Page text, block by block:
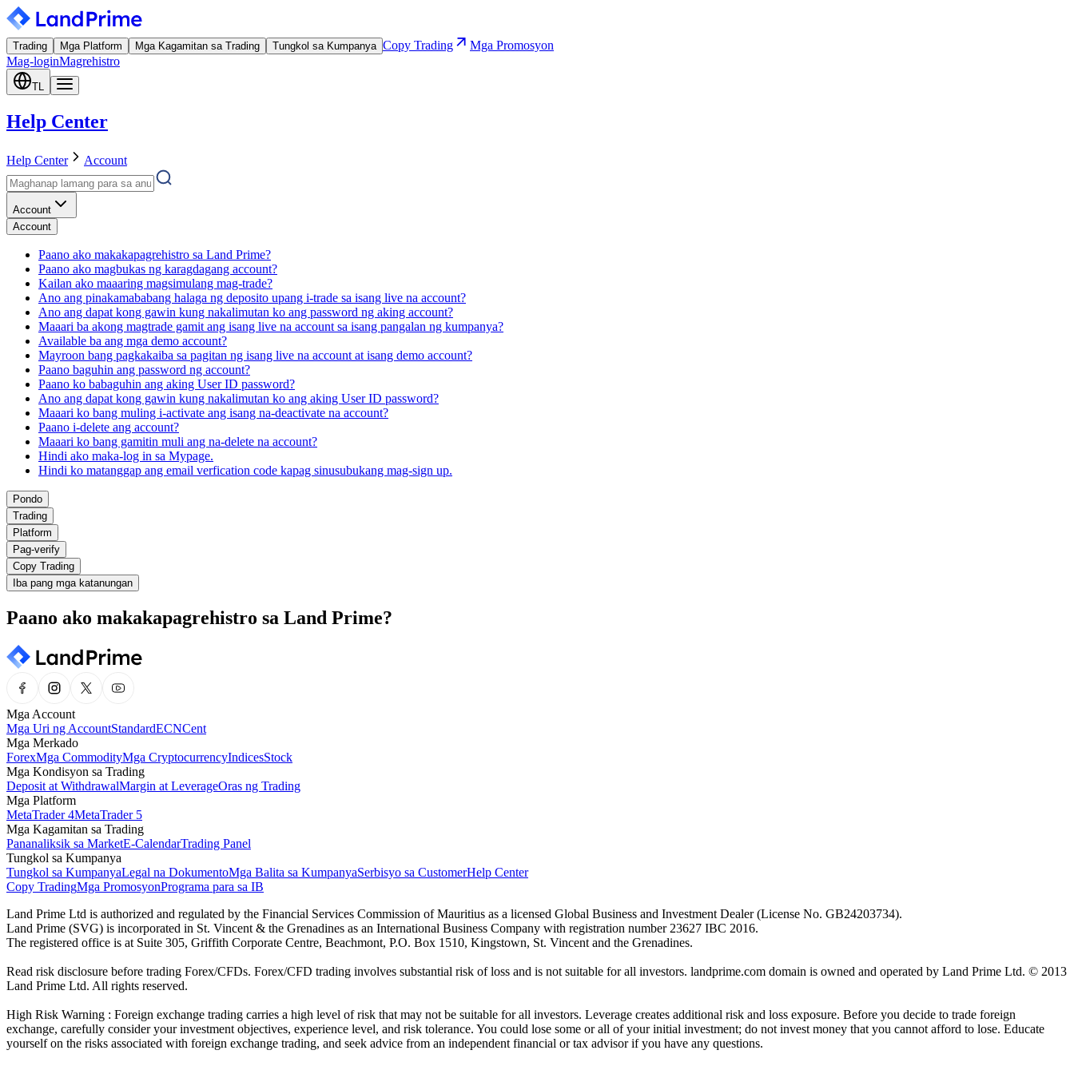
Trading Mga Platform Mga Kagamitan sa Trading Tungkol sa Kumpanya Copy Trading
Mga Promosyon
Mag-loginMagrehistro
TL
Help Center
Help Center Account
Account
Account
Paano ako makakapagrehistro sa Land Prime?
Paano ako magbukas ng karagdagang account?
Kailan ako maaaring magsimulang mag-trade?
Ano ang pinakamababang halaga ng deposito upang i-trade sa isang live na account?
Ano ang dapat kong gawin kung nakalimutan ko ang password ng aking account?
Maaari ba akong magtrade gamit ang isang live na account sa isang pangalan ng kumpanya?
Available ba ang mga demo account?
Mayroon bang pagkakaiba sa pagitan ng isang live na account at isang demo account?
Paano baguhin ang password ng account?
Paano ko babaguhin ang aking User ID password?
Ano ang dapat kong gawin kung nakalimutan ko ang aking User ID password?
Maaari ko bang muling i-activate ang isang na-deactivate na account?
Paano i-delete ang account?
Maaari ko bang gamitin muli ang na-delete na account?
Hindi ako maka-log in sa Mypage.
Hindi ko matanggap ang email verfication code kapag sinusubukang mag-sign up.
Pondo
Trading
Platform
Pag-verify
Copy Trading
Iba pang mga katanungan
Paano ako makakapagrehistro sa Land Prime?
Mga Account
Mga Uri ng AccountStandardECNCent
Mga Merkado
ForexMga CommodityMga CryptocurrencyIndicesStock
Mga Kondisyon sa Trading
Deposit at WithdrawalMargin at LeverageOras ng Trading
Mga Platform
MetaTrader 4MetaTrader 5
Mga Kagamitan sa Trading
Pananaliksik sa MarketE-CalendarTrading Panel
Tungkol sa Kumpanya
Tungkol sa KumpanyaLegal na DokumentoMga Balita sa KumpanyaSerbisyo sa CustomerHelp Center
Copy TradingMga PromosyonPrograma para sa IB
Land Prime Ltd is authorized and regulated by the Financial Services Commission of Mauritius as a licensed Global Business and Investment Dealer (License No. GB24203734).
Land Prime (SVG) is incorporated in St. Vincent & the Grenadines as an International Business Company with registration number 23627 IBC 2016.
The registered office is at Suite 305, Griffith Corporate Centre, Beachmont, P.O. Box 1510, Kingstown, St. Vincent and the Grenadines.
Read risk disclosure before trading Forex/CFDs. Forex/CFD trading involves substantial risk of loss and is not suitable for all investors. landprime.com domain is owned and operated by Land Prime Ltd. © 2013
Land Prime Ltd. All rights reserved.
High Risk Warning : Foreign exchange trading carries a high level of risk that may not be suitable for all investors. Leverage creates additional risk and loss exposure. Before you decide to trade foreign
exchange, carefully consider your investment objectives, experience level, and risk tolerance. You could lose some or all of your initial investment; do not invest money that you cannot afford to lose. Educate
yourself on the risks associated with foreign exchange trading, and seek advice from an independent financial or tax advisor if you have any questions.